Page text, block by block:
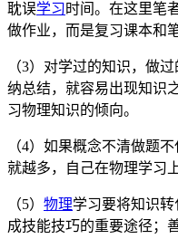
耽误学习时间。在这里笔
做作业，而是复习课本和
（3）对学过的知识，做
纳总结，就容易出现知识
习物理知识的倾向。
（4）如果概念不清做题
就越多，自己在物理学习
（5） 物理学习要将知识
成技能技巧的重要途径；